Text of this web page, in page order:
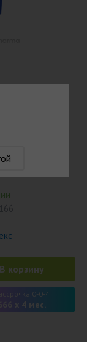
В корзину
0-0-4
666 x 4 мес.